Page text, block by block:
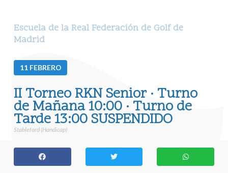
Escuela de la Real Federación de Golf de
Madrid
11 FEBRERO
II Torneo RKN Senior · Turno
de Mañana 10:00 · Turno de
Tarde 13:00 SUSPENDIDO
Stableford (Handicap)